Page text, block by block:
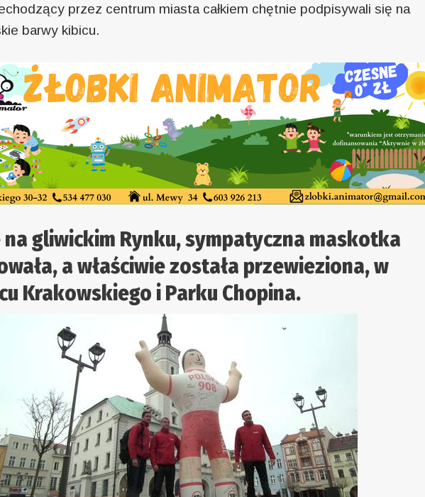
przez centrum miasta całkiem chętnie podpisywali się na
barwy kibicu.
na gliwickim Rynku, sympatyczna maskotka
a właściwie została przewieziona, w
Krakowskiego i Parku Chopina.